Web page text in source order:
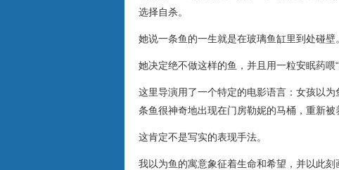
选择自杀。
她说一条鱼的一生就是在玻璃鱼缸里到处碰壁。
她决定绝不做这样的鱼，并且用一粒安眠药喂“
这里导演用了一个特定的电影语言：女孩以
条鱼很神奇地出现在门房勒妮的马桶，重新被
这肯定不是写实的表现手法。
我以为鱼的寓意象征着生命和希望，并以此刻